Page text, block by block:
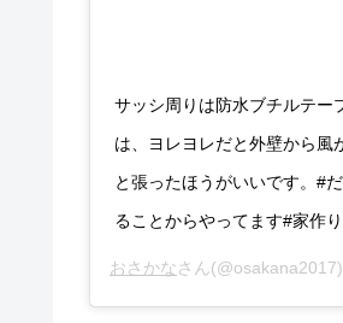
サッシ周りは防水ブチルテー
は、ヨレヨレだと外壁から風
と張ったほうがいいです。#
ることからやってます#家作
おさかなさん